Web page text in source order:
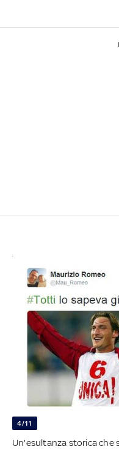
4/11
Un'esultanza storica che